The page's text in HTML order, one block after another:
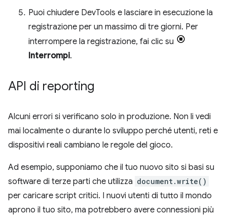
Puoi chiudere DevTools e lasciare in esecuzione la
registrazione per un massimo di tre giorni. Per
interrompere la registrazione, fai clic su
Interrompi.
API di reporting
Alcuni errori si verificano solo in produzione. Non li vedi
mai localmente o durante lo sviluppo perché utenti, reti e
dispositivi reali cambiano le regole del gioco.
Ad esempio, supponiamo che il tuo nuovo sito si basi su
software di terze parti che utilizza document.write()
per caricare script critici. I nuovi utenti di tutto il mondo
aprono il tuo sito, ma potrebbero avere connessioni più